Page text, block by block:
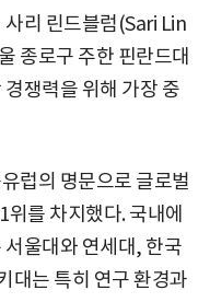
리 린드블럼(Sari Lin
종로구 주한 핀란드대
쟁력을 위해 가장 중
럽의 명문으로 글로벌
를 차지했다. 국내에
울대와 연세대, 한국
대는 특히 연구 환경과